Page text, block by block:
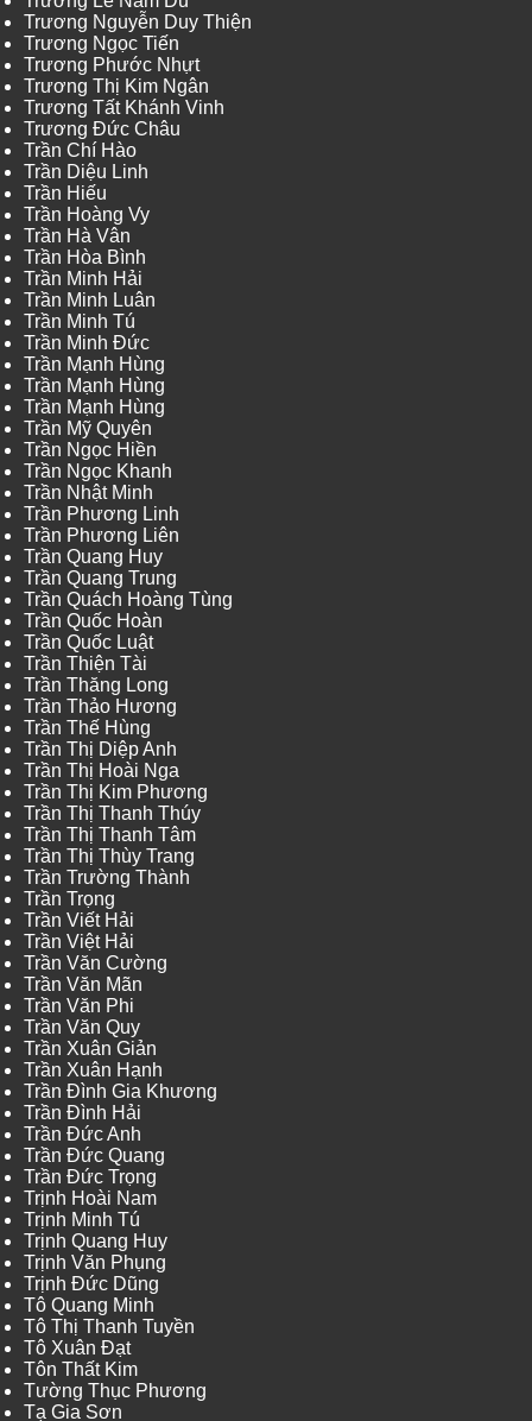
Trương Nguyễn Duy Thiện
Trương Ngọc Tiến
Trương Phước Nhựt
Trương Thị Kim Ngân
Trương Tất Khánh Vinh
Trương Đức Châu
Trần Chí Hào
Trần Diệu Linh
Trần Hiếu
Trần Hoàng Vy
Trần Hà Vân
Trần Hòa Bình
Trần Minh Hải
Trần Minh Luân
Trần Minh Tú
Trần Minh Đức
Trần Mạnh Hùng
Trần Mạnh Hùng
Trần Mạnh Hùng
Trần Mỹ Quyên
Trần Ngọc Hiền
Trần Ngọc Khanh
Trần Nhật Minh
Trần Phương Linh
Trần Phương Liên
Trần Quang Huy
Trần Quang Trung
Trần Quách Hoàng Tùng
Trần Quốc Hoàn
Trần Quốc Luật
Trần Thiện Tài
Trần Thăng Long
Trần Thảo Hương
Trần Thế Hùng
Trần Thị Diệp Anh
Trần Thị Hoài Nga
Trần Thị Kim Phương
Trần Thị Thanh Thúy
Trần Thị Thanh Tâm
Trần Thị Thùy Trang
Trần Trường Thành
Trần Trọng
Trần Viết Hải
Trần Việt Hải
Trần Văn Cường
Trần Văn Mãn
Trần Văn Phi
Trần Văn Quy
Trần Xuân Giản
Trần Xuân Hạnh
Trần Đình Gia Khương
Trần Đình Hải
Trần Đức Anh
Trần Đức Quang
Trần Đức Trọng
Trịnh Hoài Nam
Trịnh Minh Tú
Trịnh Quang Huy
Trịnh Văn Phụng
Trịnh Đức Dũng
Tô Quang Minh
Tô Thị Thanh Tuyền
Tô Xuân Đạt
Tôn Thất Kim
Tường Thục Phương
Tạ Gia Sơn